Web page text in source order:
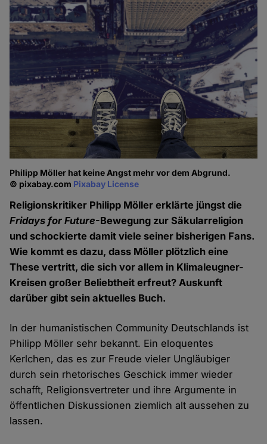
Philipp Möller hat keine Angst mehr vor dem Abgrund.
© pixabay.com Pixabay License
Religionskritiker Philipp Möller erklärte jüngst die
Fridays for Future-Bewegung zur Säkularreligion
und schockierte damit viele seiner bisherigen Fans.
Wie kommt es dazu, dass Möller plötzlich eine
These vertritt, die sich vor allem in Klimaleugner-
Kreisen großer Beliebtheit erfreut? Auskunft
darüber gibt sein aktuelles Buch.
In der humanistischen Community Deutschlands ist
Philipp Möller sehr bekannt. Ein eloquentes
Kerlchen, das es zur Freude vieler Ungläubiger
durch sein rhetorisches Geschick immer wieder
schafft, Religionsvertreter und ihre Argumente in
öffentlichen Diskussionen ziemlich alt aussehen zu
lassen.